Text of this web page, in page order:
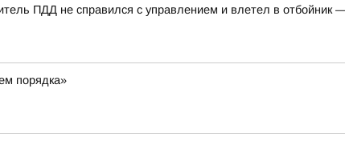
ПДД не справился с управлением и влетел в отбойник
порядка»